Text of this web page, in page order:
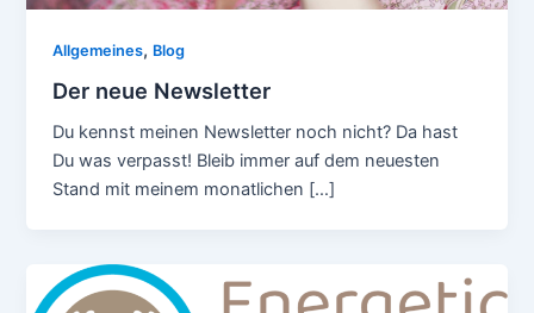
Allgemeines, Blog
Der neue Newsletter
Du kennst meinen Newsletter noch nicht? Da hast
Du was verpasst! Bleib immer auf dem neuesten
Stand mit meinem monatlichen […]